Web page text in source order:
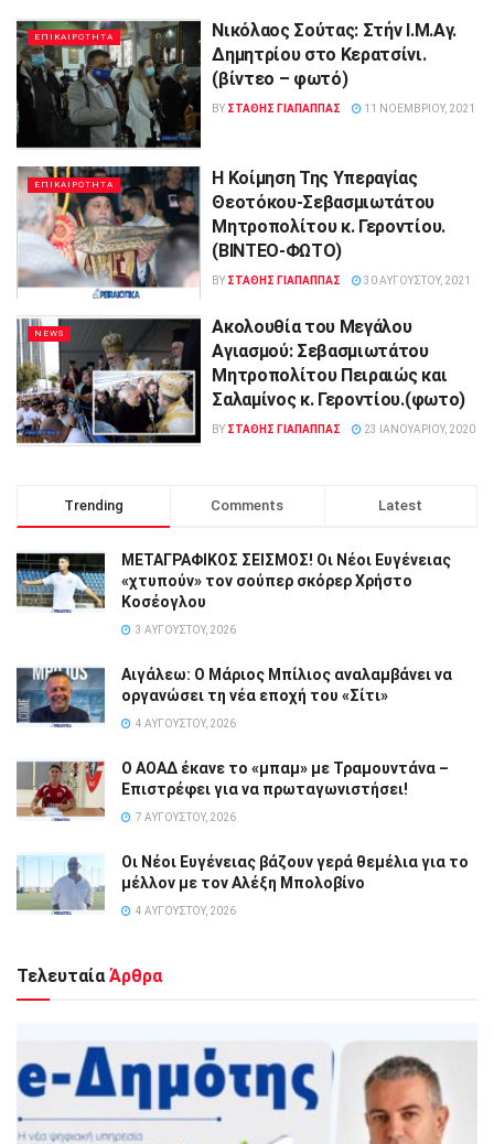
ΕΠΙΚΑΙΡΟΤΗΤΑ
Νικόλαος Σούτας: Στήν Ι.Μ.Αγ.
Δημητρίου στο Κερατσίνι.
(βίντεο – φωτό)
BY ΣΤΑΘΗΣ ΓΊΑΠΑΠΠΑΣ 11 ΝΟΕΜΒΡΊΟΥ, 2021
ΕΠΙΚΑΙΡΟΤΗΤΑ
Η Κοίμηση Της Υπεραγίας
Θεοτόκου-Σεβασμιωτάτου
Μητροπολίτου κ. Γεροντίου.
(BINTEO-ΦΩΤΟ)
BY ΣΤΑΘΗΣ ΓΊΑΠΑΠΠΑΣ 30 ΑΥΓΟΎΣΤΟΥ, 2021
NEWS
Ακολουθία του Μεγάλου
Αγιασμού: Σεβασμιωτάτου
Μητροπολίτου Πειραιώς και
Σαλαμίνος κ. Γεροντίου.(φωτο)
BY ΣΤΑΘΗΣ ΓΊΑΠΑΠΠΑΣ 23 ΙΑΝΟΥΑΡΊΟΥ, 2020
Trending Comments Latest
ΜΕΤΑΓΡΑΦΙΚΟΣ ΣΕΙΣΜΟΣ! Οι Νέοι Ευγένειας
«χτυπούν» τον σούπερ σκόρερ Χρήστο
Κοσέογλου
3 ΑΥΓΟΎΣΤΟΥ, 2026
Αιγάλεω: Ο Μάριος Μπίλιος αναλαμβάνει να
οργανώσει τη νέα εποχή του «Σίτι»
4 ΑΥΓΟΎΣΤΟΥ, 2026
Ο ΑΟΑΔ έκανε το «μπαμ» με Τραμουντάνα –
Επιστρέφει για να πρωταγωνιστήσει!
7 ΑΥΓΟΎΣΤΟΥ, 2026
Οι Νέοι Ευγένειας βάζουν γερά θεμέλια για το
μέλλον με τον Αλέξη Μπολοβίνο
4 ΑΥΓΟΎΣΤΟΥ, 2026
Τελευταία Άρθρα